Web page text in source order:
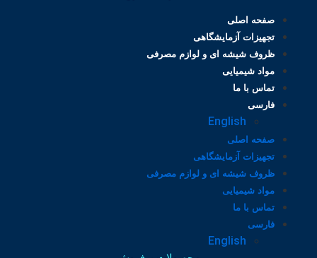
صفحه اصلی
تجهیزات آزمایشگاهی
ظروف شیشه ای و لوازم مصرفی
مواد شیمیایی
تماس با ما
فارسی
English
صفحه اصلی
تجهیزات آزمایشگاهی
ظروف شیشه ای و لوازم مصرفی
مواد شیمیایی
تماس با ما
فارسی
English